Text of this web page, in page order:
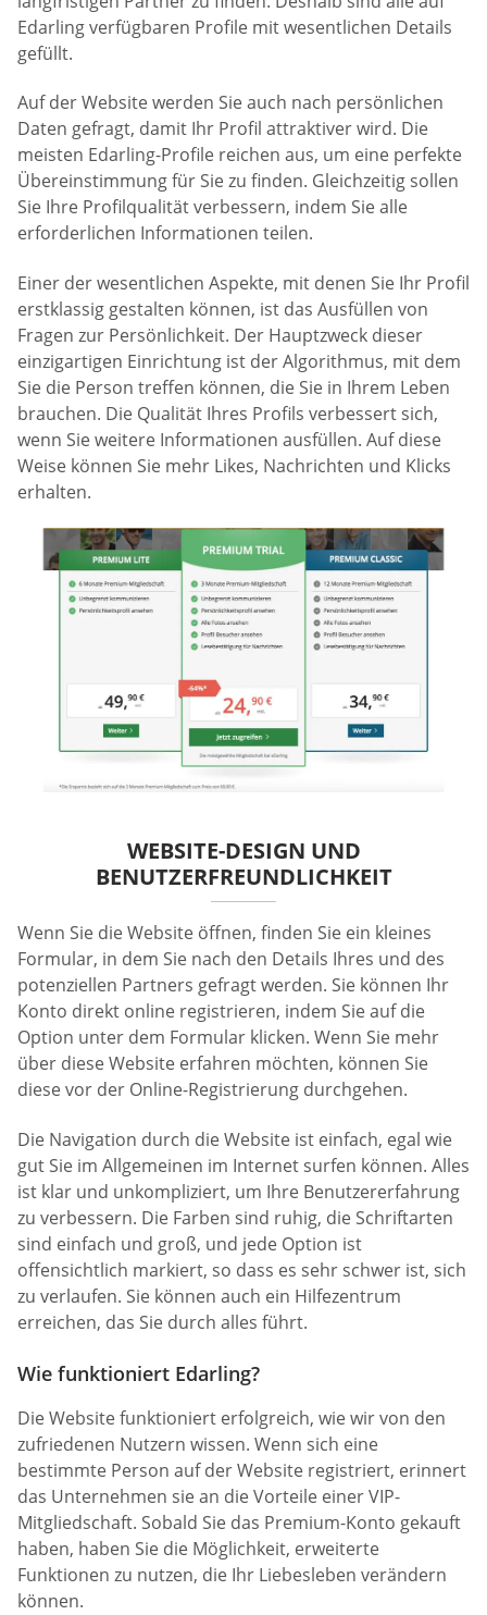
Edarling verfügbaren Profile mit wesentlichen Details
gefüllt.
Auf der Website werden Sie auch nach persönlichen
Daten gefragt, damit Ihr Profil attraktiver wird. Die
meisten Edarling-Profile reichen aus, um eine perfekte
Übereinstimmung für Sie zu finden. Gleichzeitig sollen
Sie Ihre Profilqualität verbessern, indem Sie alle
erforderlichen Informationen teilen.
Einer der wesentlichen Aspekte, mit denen Sie Ihr Profil
erstklassig gestalten können, ist das Ausfüllen von
Fragen zur Persönlichkeit. Der Hauptzweck dieser
einzigartigen Einrichtung ist der Algorithmus, mit dem
Sie die Person treffen können, die Sie in Ihrem Leben
brauchen. Die Qualität Ihres Profils verbessert sich,
wenn Sie weitere Informationen ausfüllen. Auf diese
Weise können Sie mehr Likes, Nachrichten und Klicks
erhalten.
WEBSITE-DESIGN UND
BENUTZERFREUNDLICHKEIT
Wenn Sie die Website öffnen, finden Sie ein kleines
Formular, in dem Sie nach den Details Ihres und des
potenziellen Partners gefragt werden. Sie können Ihr
Konto direkt online registrieren, indem Sie auf die
Option unter dem Formular klicken. Wenn Sie mehr
über diese Website erfahren möchten, können Sie
diese vor der Online-Registrierung durchgehen.
Die Navigation durch die Website ist einfach, egal wie
gut Sie im Allgemeinen im Internet surfen können. Alles
ist klar und unkompliziert, um Ihre Benutzererfahrung
zu verbessern. Die Farben sind ruhig, die Schriftarten
sind einfach und groß, und jede Option ist
offensichtlich markiert, so dass es sehr schwer ist, sich
zu verlaufen. Sie können auch ein Hilfezentrum
erreichen, das Sie durch alles führt.
Wie funktioniert Edarling?
Die Website funktioniert erfolgreich, wie wir von den
zufriedenen Nutzern wissen. Wenn sich eine
bestimmte Person auf der Website registriert, erinnert
das Unternehmen sie an die Vorteile einer VIP-
Mitgliedschaft. Sobald Sie das Premium-Konto gekauft
haben, haben Sie die Möglichkeit, erweiterte
Funktionen zu nutzen, die Ihr Liebesleben verändern
können.